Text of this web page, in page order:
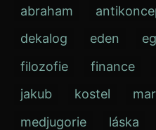
abraham
dekalog
eden
filozofie
finance
jakub
kostel
medjugorie
láska